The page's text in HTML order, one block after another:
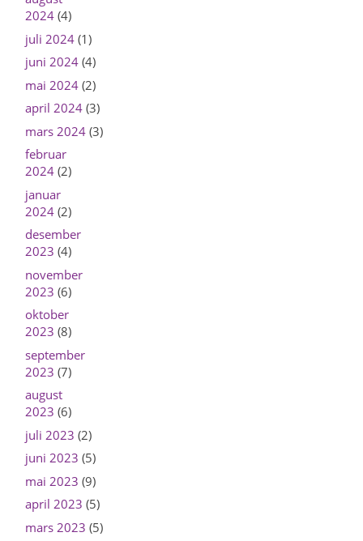
2024(4)
juli 2024(1)
juni 2024(4)
mai 2024(2)
april 2024(3)
mars 2024(3)
februar
2024(2)
januar
2024(2)
desember
2023 (4)
november
2023 (6)
oktober
2023 (8)
september
2023 (7)
august
2023 (6)
juli 2023 (2)
juni 2023 (5)
mai 2023 (9)
april 2023 (5)
mars 2023 (5)